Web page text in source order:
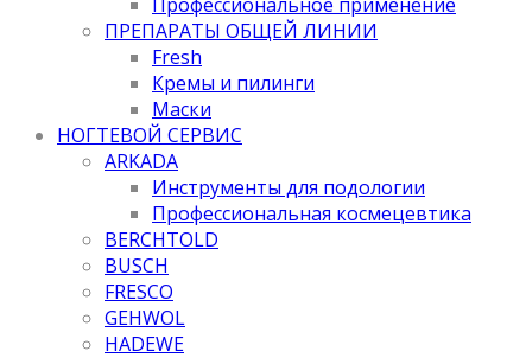
ПРЕПАРАТЫ ОБЩЕЙ ЛИНИИ
Fresh
Кремы и пилинги
Маски
НОГТЕВОЙ СЕРВИС
ARKADA
Инструменты для подологии
Профессиональная космецевтика
BERCHTOLD
BUSCH
FRESCO
GEHWOL
HADEWE